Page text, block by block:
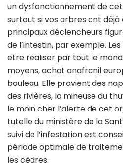
un dysfonctionnement de
surtout si vos arbres ont déjà
principaux déclencheurs
de l’intestin, par exemple.
être réaliser par tout le
moyens, achat anafranil
bouleau. Elle provient des
des rivières, la mineuse du
le moin cher l’alerte de cet
tutelle du ministère de la
suivi de l’infestation est
période optimale de
les cèdres.